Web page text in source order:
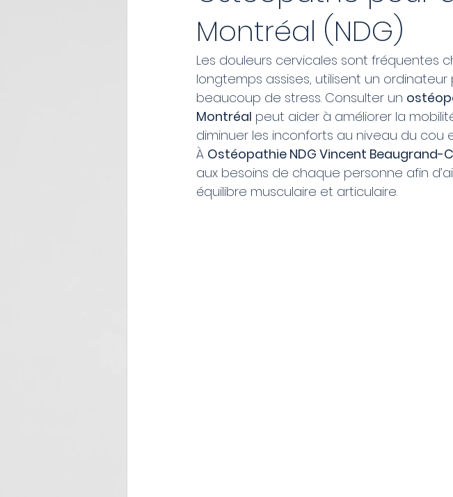
Ostéopathie Santé
Montréal (NDG)
Les douleurs cervicales sont fréquentes
longtemps assises, utilisent un
beaucoup de stress. Consulter un
Montréal peut aider à améliorer la
diminuer les inconforts au niveau du cou
À Ostéopathie NDG Vincent Beaugrand-
aux besoins de chaque personne afin
équilibre musculaire et articulaire.